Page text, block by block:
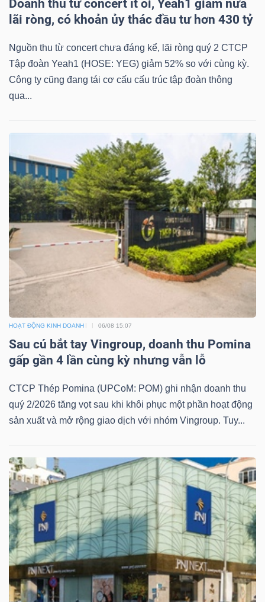
Doanh thu từ concert ít ỏi, Yeah1 giảm nửa
lãi ròng, có khoản ủy thác đầu tư hơn 430 tỷ
Nguồn thu từ concert chưa đáng kể, lãi ròng quý 2 CTCP
Tập đoàn Yeah1 (HOSE: YEG) giảm 52% so với cùng kỳ.
Công ty cũng đang tái cơ cấu cấu trúc tập đoàn thông
qua...
HOẠT ĐỘNG KINH DOANH 06/08 15:07
Sau cú bắt tay Vingroup, doanh thu Pomina
gấp gần 4 lần cùng kỳ nhưng vẫn lỗ
CTCP Thép Pomina (UPCoM: POM) ghi nhận doanh thu
quý 2/2026 tăng vọt sau khi khôi phục một phần hoạt động
sản xuất và mở rộng giao dịch với nhóm Vingroup. Tuy...